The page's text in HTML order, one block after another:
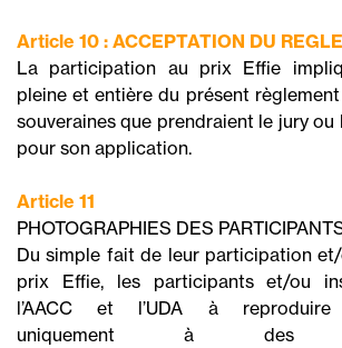
Article 10 : ACCEPTATION DU
La participation au prix Effie
pleine et entière du présent
souveraines que prendraient le jury ou
pour son application.
Article 11
PHOTOGRAPHIES DES
Du simple fait de leur participation
prix Effie, les participants et/ou
l’AACC et l’UDA à reproduire
uniquement à